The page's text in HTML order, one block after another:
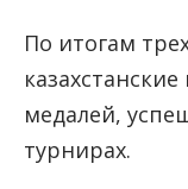
По итогам
медалей,
турнирах.